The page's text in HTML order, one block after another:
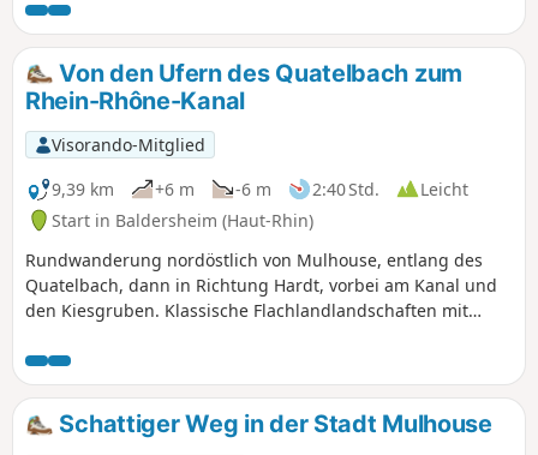
Stationen.
Von den Ufern des Quatelbach zum
Rhein-Rhône-Kanal
Visorando-Mitglied
9,39 km
+6 m -6 m 2:40 Std.
Leicht
Start in Baldersheim (Haut-Rhin)
Rundwanderung nordöstlich von Mulhouse, entlang des
Quatelbach, dann in Richtung Hardt, vorbei am Kanal und
den Kiesgruben. Klassische Flachlandlandschaften mit
Die Route verläuft über weite Strecken auf asphaltierten
Radwegen und -routen.
Schattiger Weg in der Stadt Mulhouse